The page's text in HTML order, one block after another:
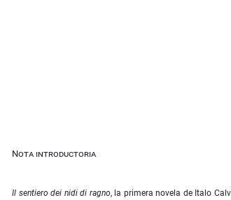
Nota introductoria
Il sentiero dei nidi di ragno, la primera novela de Italo